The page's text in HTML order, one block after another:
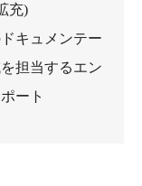
充)
キュメンテー
担当するエン
ート